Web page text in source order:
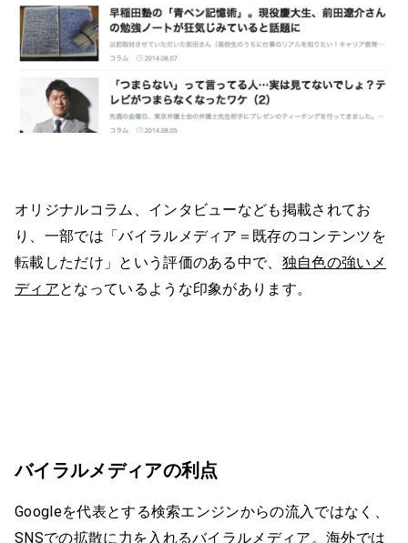
オリジナルコラム、インタビューなども掲載されてお
り、一部では「バイラルメディア＝既存のコンテンツを
転載しただけ」という評価のある中で、 独自色の強いメ
ディアとなっているような印象があります。
バイラルメディアの利点
Googleを代表とする検索エンジンからの流入ではなく、
SNSでの拡散に力を入れるバイラルメディア。海外では